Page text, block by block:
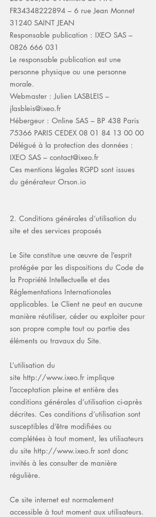
FR34348222894 – 6 rue Jean Monnet
31240 SAINT JEAN
Responsable publication : IXEO SAS –
0826 666 031
Le responsable publication est une
personne physique ou une personne
morale.
Webmaster : Julien LASBLEIS –
jlasbleis@ixeo.fr
Hébergeur : Online SAS – BP 438 Paris
75366 PARIS CEDEX 08 01 84 13 00 00
Délégué à la protection des données :
IXEO SAS – contact@ixeo.fr
Ces mentions légales RGPD sont issues
du générateur Orson.io
2. Conditions générales d’utilisation du
site et des services proposés
Le Site constitue une œuvre de l’esprit
protégée par les dispositions du Code de
la Propriété Intellectuelle et des
Réglementations Internationales
applicables. Le Client ne peut en aucune
manière réutiliser, céder ou exploiter pour
son propre compte tout ou partie des
éléments ou travaux du Site.
L’utilisation du
site http://www.ixeo.fr implique
l’acceptation pleine et entière des
conditions générales d’utilisation ci-après
décrites. Ces conditions d’utilisation sont
susceptibles d’être modifiées ou
complétées à tout moment, les utilisateurs
du site http://www.ixeo.fr sont donc
invités à les consulter de manière
régulière.
Ce site internet est normalement
accessible à tout moment aux utilisateurs.